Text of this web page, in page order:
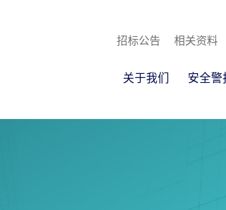
招标公告
相关资料
关于我们 安全警